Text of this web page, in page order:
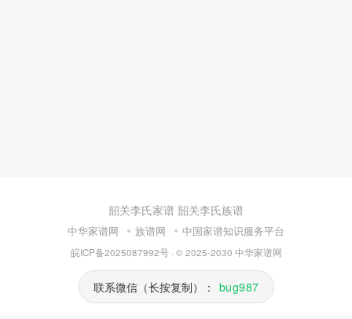
韶关李氏家谱 韶关李氏族谱
中华家谱网 族谱网 中国家谱知识服务平台
皖ICP备2025087992号· © 2025-2030 中华家谱网
联系微信（长按复制）： bug987